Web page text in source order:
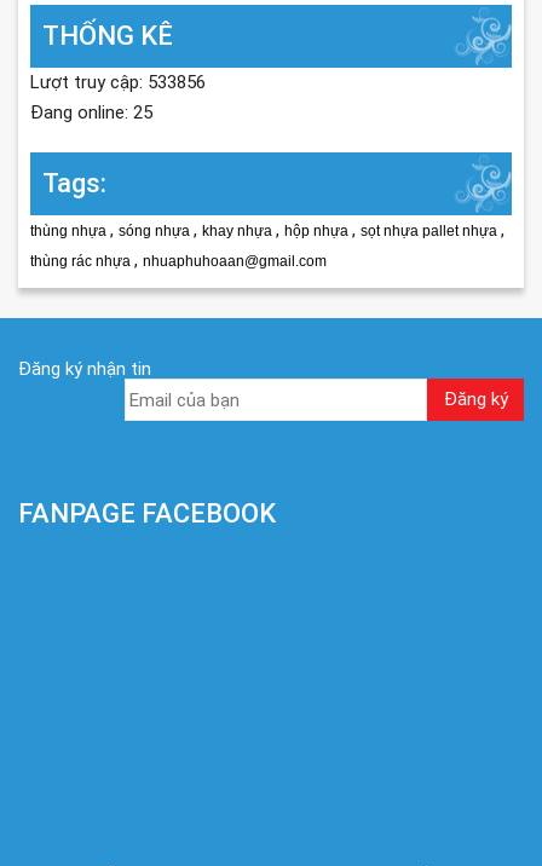
THỐNG KÊ
Lượt truy cập: 533856
Đang online: 25
Tags:
thùng nhựa , sóng nhựa , khay nhựa , hộp nhựa , sọt nhựa pallet nhựa ,
thùng rác nhựa , nhuaphuhoaan@gmail.com
Đăng ký nhận tin
FANPAGE FACEBOOK